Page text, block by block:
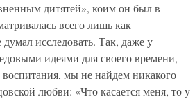
дитятей», коим он был в
всего лишь как
исследовать. Так, даже у
идеями для своего времени,
мы не найдем никакого
любви: «Что касается меня, то у